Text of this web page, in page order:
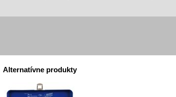
Alternatívne produkty